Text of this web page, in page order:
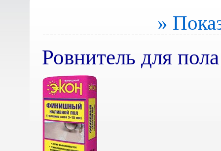
»
Ровнитель для